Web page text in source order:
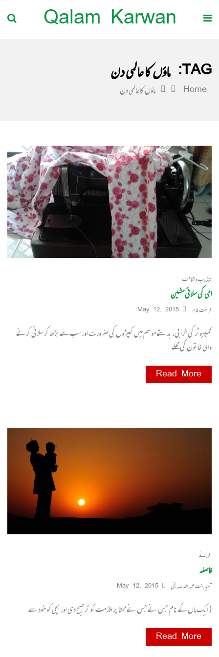
Qalam Karwan
TAG: ماؤں کا عالمی دن
Home ماؤں کا عالمی دن
تہذیب و ثقافت
امی کی سلائی مشین
فرحت طاہر May 12, 2015
کمپیوٹر کی خرابی، بدلتے موسم میں کپڑوں کی ضرورت اور سب سے بڑھ کر سلائی کرنے
والی خاتون کی محلے
Read More
افسانے
فاصلہ
آسیہ بنت عبداللہ صدیقی May 12, 2015
( ایک ماں کے نام جس نے جس نے ممتا پر ملازمت کو ترجیح دی اور بچی کو خود سے
Read More